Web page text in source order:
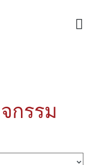
กรรม